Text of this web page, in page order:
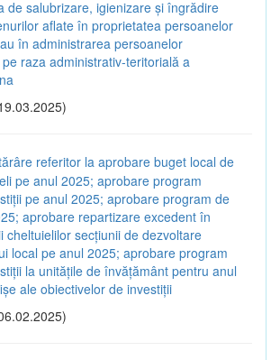
de salubrizare, igienizare și îngrădire
aflate în proprietatea persoanelor
în administrarea persoanelor
raza administrativ-teritorială a
referitor la aprobare buget local de
pe anul 2025; aprobare program
pe anul 2025; aprobare program de
aprobare repartizare excedent în
cheltuielilor secțiunii de dezvoltare
local pe anul 2025; aprobare program
la unitățile de învățământ pentru anul
ale obiectivelor de investiții